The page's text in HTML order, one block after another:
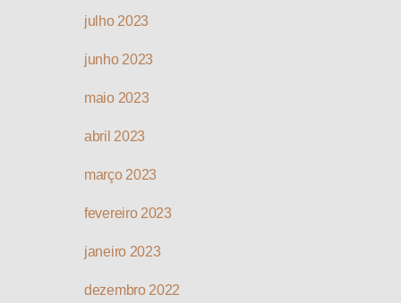
julho 2023
junho 2023
maio 2023
abril 2023
março 2023
fevereiro 2023
janeiro 2023
dezembro 2022